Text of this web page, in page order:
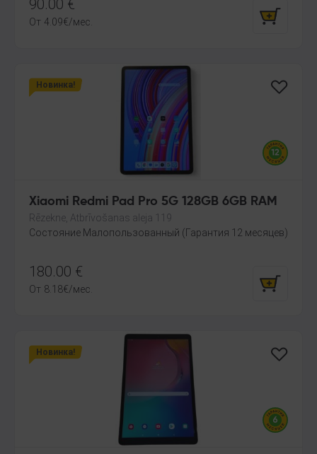
90.00 €
От 4.09€/мес.
Новинка!
Xiaomi Redmi Pad Pro 5G 128GB 6GB RAM
Rēzekne, Atbrīvošanas aleja 119
Состояние Малопользованный (Гарантия 12 месяцев)
180.00 €
От 8.18€/мес.
Новинка!